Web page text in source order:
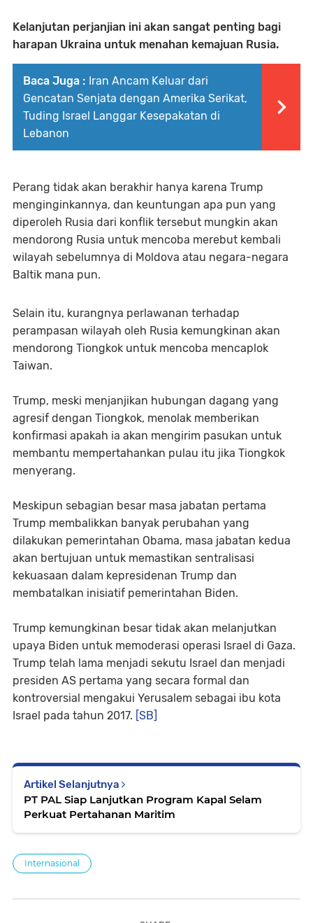
Kelanjutan perjanjian ini akan sangat penting bagi
harapan Ukraina untuk menahan kemajuan Rusia.
Baca Juga : Iran Ancam Keluar dari
Gencatan Senjata dengan Amerika Serikat,
Tuding Israel Langgar Kesepakatan di
Lebanon
Perang tidak akan berakhir hanya karena Trump
menginginkannya, dan keuntungan apa pun yang
diperoleh Rusia dari konflik tersebut mungkin akan
mendorong Rusia untuk mencoba merebut kembali
wilayah sebelumnya di Moldova atau negara-negara
Baltik mana pun.
Selain itu, kurangnya perlawanan terhadap
perampasan wilayah oleh Rusia kemungkinan akan
mendorong Tiongkok untuk mencoba mencaplok
Taiwan.
Trump, meski menjanjikan hubungan dagang yang
agresif dengan Tiongkok, menolak memberikan
konfirmasi apakah ia akan mengirim pasukan untuk
membantu mempertahankan pulau itu jika Tiongkok
menyerang.
Meskipun sebagian besar masa jabatan pertama
Trump membalikkan banyak perubahan yang
dilakukan pemerintahan Obama, masa jabatan kedua
akan bertujuan untuk memastikan sentralisasi
kekuasaan dalam kepresidenan Trump dan
membatalkan inisiatif pemerintahan Biden.
Trump kemungkinan besar tidak akan melanjutkan
upaya Biden untuk memoderasi operasi Israel di Gaza.
Trump telah lama menjadi sekutu Israel dan menjadi
presiden AS pertama yang secara formal dan
kontroversial mengakui Yerusalem sebagai ibu kota
Israel pada tahun 2017. [SB]
Artikel Selanjutnya
PT PAL Siap Lanjutkan Program Kapal Selam
Perkuat Pertahanan Maritim
Internasional